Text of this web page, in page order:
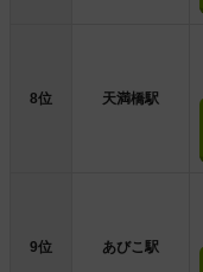
8位 天満橋駅
9位 あびこ駅